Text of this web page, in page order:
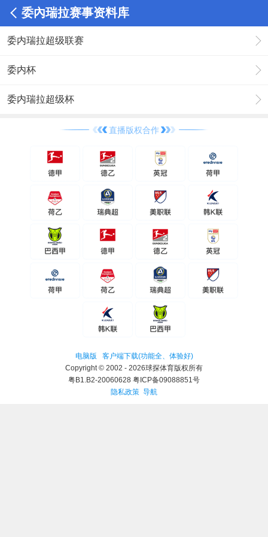
委內瑞拉赛事资料库
委内瑞拉超级联赛
委内杯
委内瑞拉超级杯
直播版权合作
电脑版
客户端下载(功能全、体验好)
Copyright © 2002 - 2026球探体育版权所有
粤B1.B2-20060628 粤ICP备09088851号
隐私政策 导航